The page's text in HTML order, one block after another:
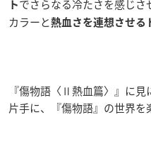
ト でさらなる冷たさを感じ
カラーと熱血さを連想させる
『傷物語〈Ⅱ熱血篇〉』に
片手に、『傷物語』の世界を